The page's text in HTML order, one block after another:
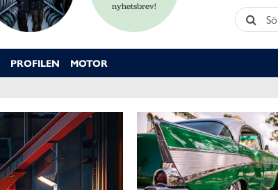
nyhetsbrev!
PROFILEN MOTOR